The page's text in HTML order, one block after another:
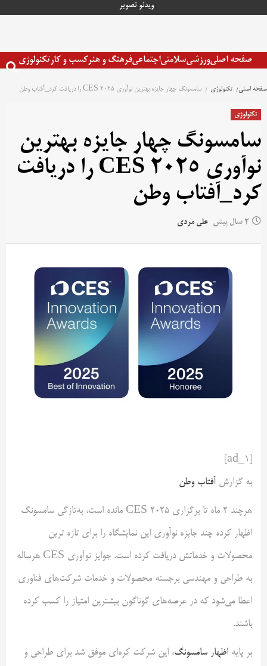
ویدئو تصویر
صفحه اصلیورزشیسلامتیاجتماعیفرهنگ و هنرکسب و کارتکنولوژی
صفحه اصلی تکنولوژی سامسونگ چهار جایزه بهترین نوآوری CES 2025 را دریافت کرد_آفتاب وطن
تکنولوژی
سامسونگ چهار جایزه بهترین
نوآوری CES 2025 را دریافت
کرد_آفتاب وطن
2 سال پیش علی مردی
به گزارش آفتاب وطن
هرچند 2 ماه تا برگزاری CES 2025 مانده است، به‌تازگی سامسونگ
اظهار کرده چند جایزه نوآوری این نمایشگاه را برای تازه ترین
محصولات و خدماتش دریافت کرده است. جوایز نوآوری CES هرساله
به طراحی و مهندسی برجسته محصولات و خدمات شرکت‌های فناوری
اعطا می‌شود که در عرصه‌های گوناگون بیشترین امتیاز را کسب کرده‌
باشند.
بر پایه اظهار سامسونگ، این شرکت کره‌ای موفق شد برای طراحی و